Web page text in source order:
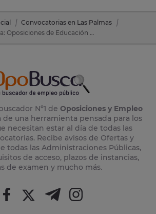
Convocatorias en Las Palmas
Convocatoria de 1 plaza: Oposiciones de Educación Social en Ingenio (Capital Municipal) (Las Palmas)
Nº1 de Oposiciones y Empleo
de una herramienta pensada para los
necesitan estar al día de todas las
Recibe avisos de Ofertas y
todas las Administraciones Públicas,
de acceso, plazos de instancias,
de examen y mucho más.